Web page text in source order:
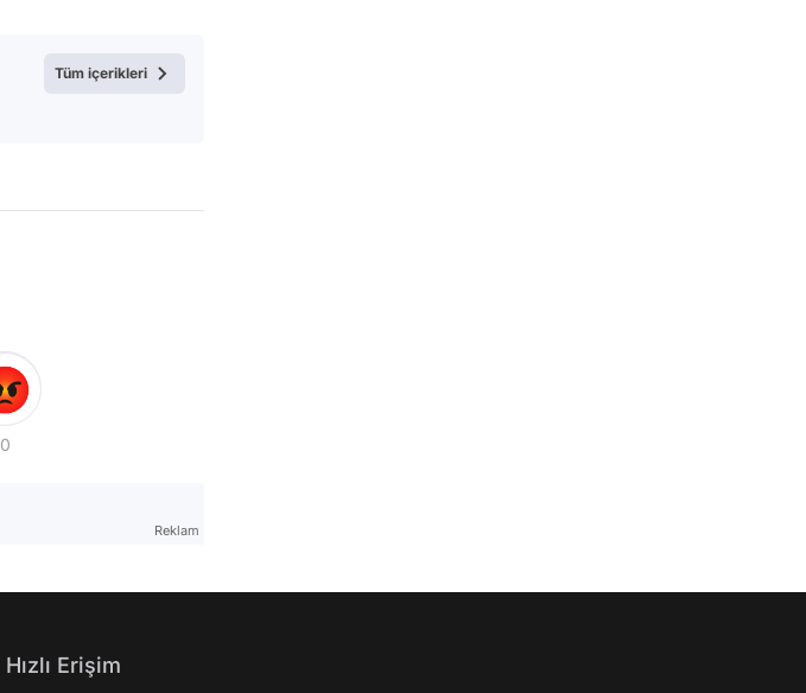
Tüm içerikleri
0
Reklam
Hızlı Erişim